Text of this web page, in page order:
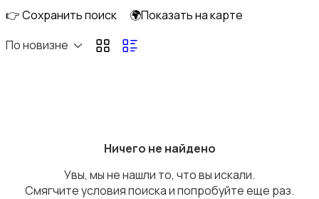
Компьютерные услуги
👉 Сохранить поиск
🌍Показать на карте
По новизне
Ничего не найдено
Увы, мы не нашли то, что вы искали.
Смягчите условия поиска и попробуйте еще раз.